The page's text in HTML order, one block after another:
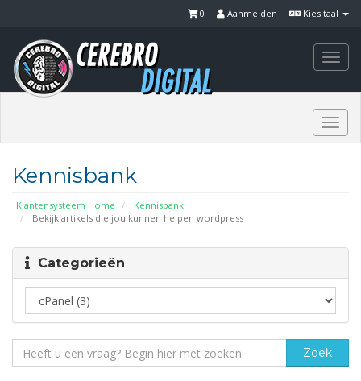
Kies taal
Aanmelden
0
Kennisbank
Klantensysteem Home
Kennisbank
Bekijk artikels die jou kunnen helpen wordpress
Categorieën